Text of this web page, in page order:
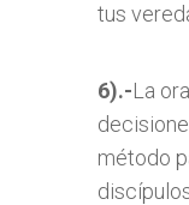
tus
6).-La
método